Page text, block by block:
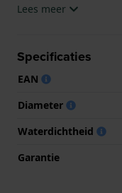
horloge geleverd
Lees meer
Specificaties
EAN
Diameter
Waterdichtheid
Garantie